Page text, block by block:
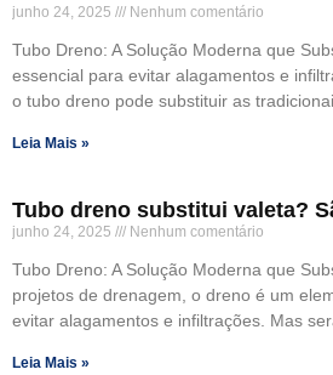
junho 24, 2025 Nenhum comentário
Tubo Dreno: A Solução Moderna que
essencial para evitar alagamentos e
o tubo dreno pode substituir as
Leia Mais »
Tubo dreno substitui valeta?
junho 24, 2025 Nenhum comentário
Tubo Dreno: A Solução Moderna que
projetos de drenagem, o dreno é um
evitar alagamentos e infiltrações. Mas
Leia Mais »